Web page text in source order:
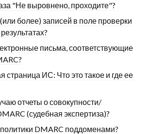
"Не выровнено, проходите"?
более) записей в поле проверки
письма, соответствующие
ИС: Что это такое и где ее
отчеты о совокупности/
(судебная экспертиза)?
DMARC поддоменами?